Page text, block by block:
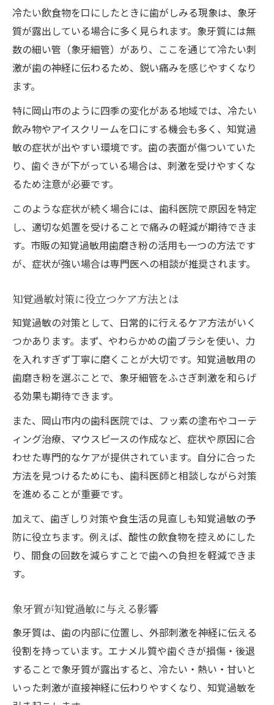
知覚過敏と上手に付き合う生活の知恵
快適に過ごすための知覚過敏対応方法
知覚過敏緩和に役立つ生活習慣の工夫
歯科医院と連携した知覚過敏サポート
岡山市で知覚過敏治療を検討する際の選び方
岡山市で信頼できる歯科医院の選び方
知覚過敏治療に強い歯医者の特徴とは
岡山市内の知覚過敏相談事例を紹介
知覚過敏対応の丁寧な説明がある医院
冷たい飲食物を口にしたときに歯がしみる現象は、象牙
質が露出している場合に多く見られます。象牙質には無
数の細い管（象牙細管）があり、ここを通じて冷たい刺
激が歯の神経に伝わるため、鋭い痛みを感じやすくなり
ます。
特に岡山市のように四季の変化がある地域では、冷たい
飲み物やアイスクリームを口にする機会も多く、知覚過
敏の症状が出やすい環境です。歯の表面が傷ついていた
り、歯ぐきが下がっている場合は、刺激を受けやすくな
るため注意が必要です。
このような症状が続く場合には、歯科医院で原因を特定
し、適切な処置を受けることで痛みの軽減が期待できま
す。市販の知覚過敏用歯磨き粉の活用も一つの方法です
が、症状が強い場合は専門医への相談が推奨されます。
知覚過敏対策に役立つケア方法とは
知覚過敏の対策として、日常的に行えるケア方法がいく
つかあります。まず、やわらかめの歯ブラシを使い、力
を入れすぎず丁寧に磨くことが大切です。知覚過敏用の
歯磨き粉を選ぶことで、象牙細管をふさぎ刺激を和らげ
る効果も期待できます。
また、岡山市内の歯科医院では、フッ素の塗布やコーテ
ィング治療、マウスピースの作成など、症状や原因に合
わせた専門的なケアが提供されています。自分に合った
方法を見つけるためにも、歯科医師と相談しながら対策
を進めることが重要です。
加えて、歯ぎしり対策や食生活の見直しも知覚過敏の予
防に役立ちます。例えば、酸性の飲食物を控えめにした
り、間食の回数を減らすことで歯への負担を軽減できま
す。
象牙質が知覚過敏に与える影響
象牙質は、歯の内部に位置し、外部刺激を神経に伝える
役割を持っています。エナメル質や歯ぐきが損傷・後退
することで象牙質が露出すると、冷たい・熱い・甘いと
いった刺激が直接神経に伝わりやすくなり、知覚過敏を